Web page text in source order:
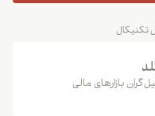
تکنیکال
بازارهای مالی